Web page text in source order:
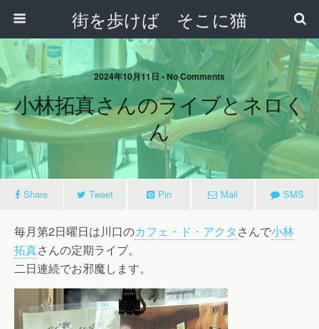
街を歩けば そこに猫
2024年10月11日 • No Comments
小林拓真さんのライブとネロく
ん
Share Tweet Pin Mail SMS
毎月第2日曜日は川口のカフェ・ド・アクタ さんで小林
拓真さんの定期ライブ。
二日連続でお邪魔します。